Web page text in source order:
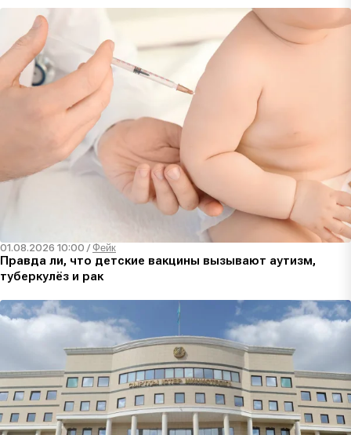
01.08.2026 10:00 /Фейк
Правда ли, что детские вакцины вызывают аутизм,
туберкулёз и рак